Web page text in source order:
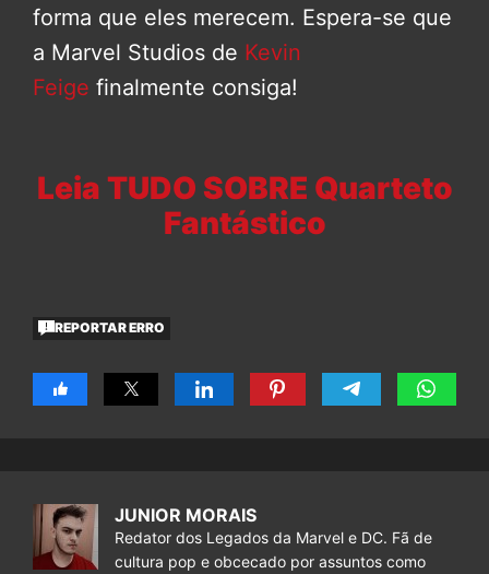
forma que eles merecem. Espera-se que
a Marvel Studios de Kevin
Feige finalmente consiga!
Leia TUDO SOBRE Quarteto
Fantástico
REPORTAR ERRO
JUNIOR MORAIS
Redator dos Legados da Marvel e DC. Fã de
cultura pop e obcecado por assuntos como